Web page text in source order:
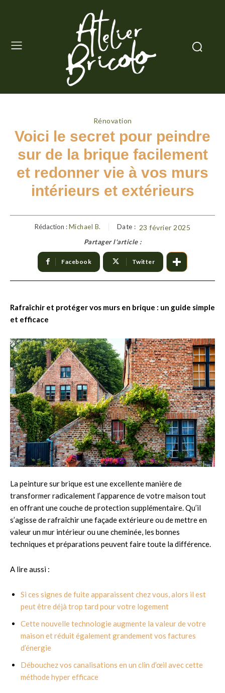
Rénovation
Voici le secret pour peindre
sur de la brique facilement
et redonner vie à vos murs
intérieurs et extérieurs
Rédaction : Michael B. Date : 23 février 2025
Partager l'article :
Facebook Twitter
Rafraîchir et protéger vos murs en brique : un guide simple
et efficace
La peinture sur brique est une excellente manière de
transformer radicalement l’apparence de votre maison tout
en offrant une couche de protection supplémentaire. Qu’il
s’agisse de rafraîchir une façade extérieure ou de mettre en
valeur un mur intérieur ou une cheminée, les bonnes
techniques et préparations peuvent faire toute la différence.
A lire aussi :
Si ces signes de fuite apparaissent chez vous, alors il est
peut être déjà trop tard pour votre logement
Cette nouvelle technologie augmente la valeur de votre
maison et réduit également grandement vos factures
d’énergie
Débouchez vos canalisations en un clin d’œil avec cette
méthode hyper efficace